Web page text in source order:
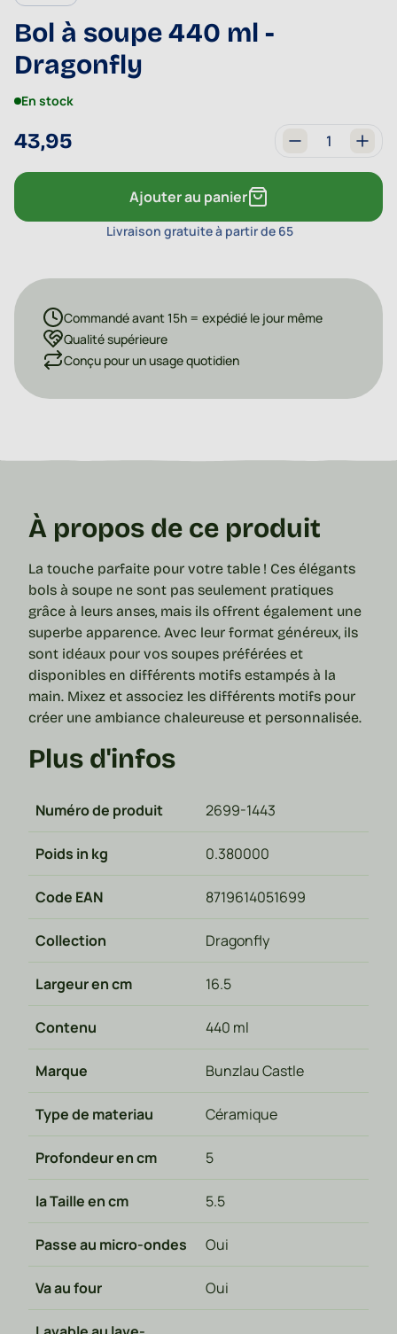
Bol à soupe 440 ml -
Dragonfly
En stock
43,95 Quantité
Ajouter au panier
Livraison gratuite à partir de 65
Commandé avant 15h = expédié le jour même
Qualité supérieure
Conçu pour un usage quotidien
À propos de ce produit
La touche parfaite pour votre table ! Ces élégants
bols à soupe ne sont pas seulement pratiques
grâce à leurs anses, mais ils offrent également une
superbe apparence. Avec leur format généreux, ils
sont idéaux pour vos soupes préférées et
disponibles en différents motifs estampés à la
main. Mixez et associez les différents motifs pour
créer une ambiance chaleureuse et personnalisée.
Plus d'infos
Numéro de produit 2699-1443
Poids in kg 0.380000
Code EAN 8719614051699
Collection Dragonfly
Largeur en cm 16.5
Contenu 440 ml
Marque Bunzlau Castle
Type de materiau Céramique
Profondeur en cm 5
la Taille en cm 5.5
Passe au micro-ondes Oui
Va au four Oui